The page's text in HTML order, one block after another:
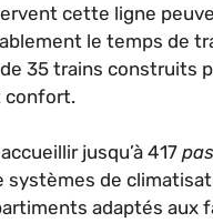
cette ligne
le temps de
35 trains construits
confort.
jusqu’à 417
de
adaptés aux